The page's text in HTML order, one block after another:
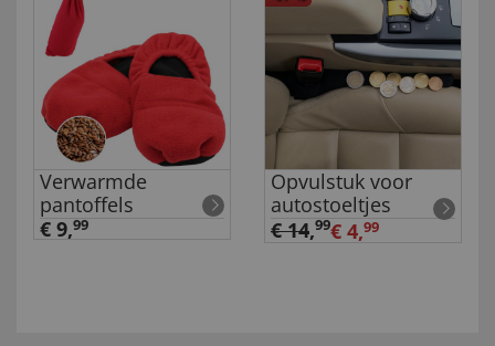
Verwarmde
pantoffels
€ 9,99
Opvulstuk voor
autostoeltjes
€ 14,99€ 4,99